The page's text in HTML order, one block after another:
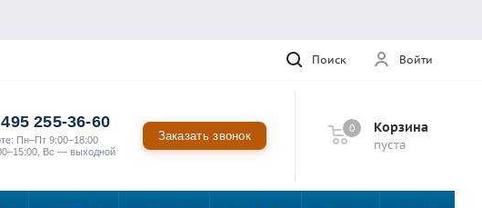
Войти
Поиск
Корзина
пуста
0
255-36-60
Пн–Пт 9:00–18:00
Вс — выходной
Заказать звонок